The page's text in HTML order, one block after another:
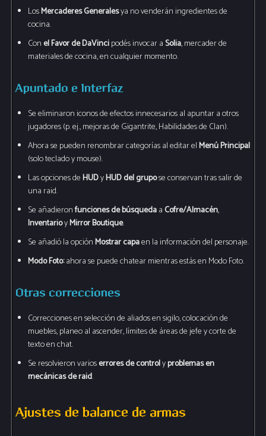
LosMercaderes Generalesya no venderán ingredientes de
cocina.
Conel Favor de DaVincipodés invocar a Solia, mercader de
materiales de cocina, en cualquier momento.
Apuntado e Interfaz
Se eliminaron iconos de efectos innecesarios al apuntar a otros
jugadores (p. ej., mejoras de Gigantrite, Habilidades de Clan).
Ahora se pueden renombrar categorías al editar elMenú Principal
(solo teclado y mouse).
Las opciones deHUDyHUD del grupose conservan tras salir de
una raid.
Se añadieronfunciones de búsquedaaCofre/Almacén,
InventarioyMirror Boutique.
Se añadió la opciónMostrar capaen la información del personaje.
Modo Foto:ahora se puede chatear mientras estás en Modo Foto.
Otras correcciones
Correcciones en selección de aliados en sigilo, colocación de
muebles, planeo al ascender, límites de áreas de jefe y corte de
texto en chat.
Se resolvieron varioserrores de controlyproblemas en
mecánicas de raid.
Ajustes de balance de armas